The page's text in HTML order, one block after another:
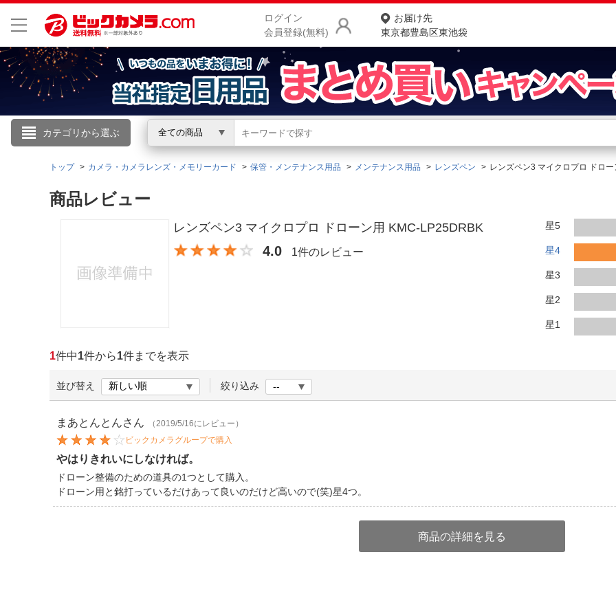
ログイン
会員登録(無料)
お届け先
東京都豊島区東池袋
カテゴリから選ぶ 全ての商品
こんにちは
ログイン
新規会員登録
お買いもの履歴
お知らせ
商品をさがす
ランキングからさがす
お客様サポート
トップ カメラ・カメラレンズ・メモリーカード 保管・メンテナンス用品 メンテナンス用品 レンズペン レンズペン3 マイクロプロ ドロ
商品レビュー
レンズペン3 マイクロプロ ドローン用 KMC-LP25DRBK
4.0 1件のレビュー
星5
星4
星3
星2
星1
1件中1件から1件までを表示
並び替え 絞り込み
まあとんとんさん
（2019/5/16にレビュー）
ビックカメラグループで購入
やはりきれいにしなければ。
ドローン整備のための道具の1つとして購入。
ドローン用と銘打っているだけあって良いのだけど高いので(笑)星4つ。
商品の詳細を見る